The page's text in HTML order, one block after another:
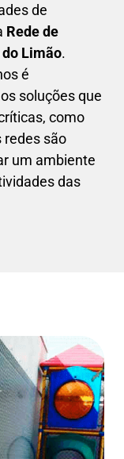
de
Rede de
Limão.
é
soluções que
como
redes são
um ambiente
das